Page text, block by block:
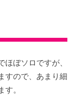
ぼソロですが、
すので、あまり細
。